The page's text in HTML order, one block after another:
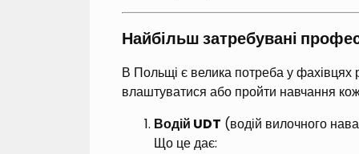
Найбільш затребувані
В Польщі є велика потреба у фахівцях
влаштуватися або пройти навчання
Водій UDT (водій вилочного
Що це дає: